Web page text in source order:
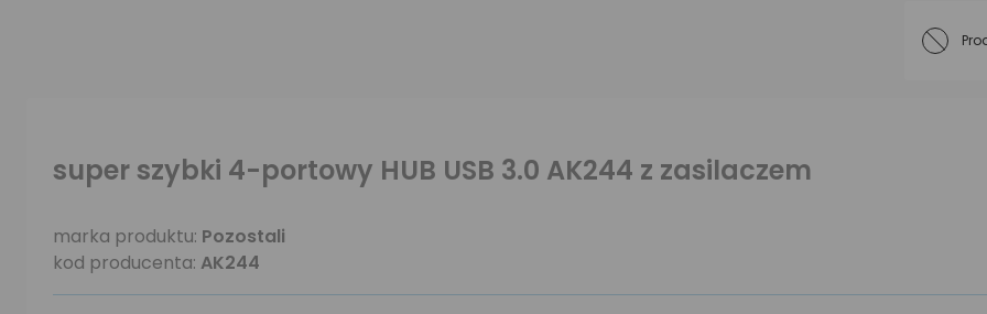
super szybki 4-portowy HUB USB 3.0 AK244 z zasilaczem
marka produktu: Pozostali
kod producenta: AK244